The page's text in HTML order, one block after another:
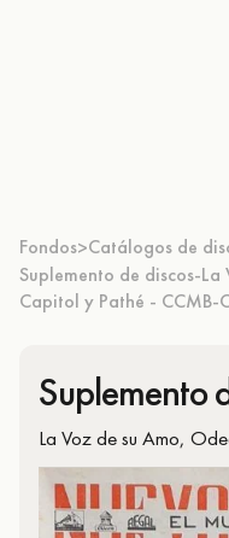
Fondos>Catálogos de
Suplemento de discos-
Capitol y Pathé - CCMB-
Suplemento
La Voz de su Amo,